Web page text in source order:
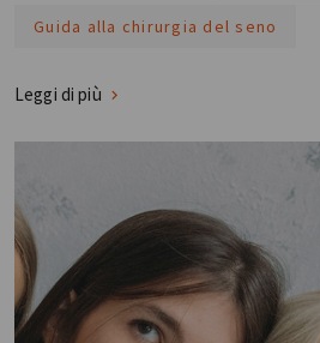
Guida alla chirurgia del seno
Leggi di più